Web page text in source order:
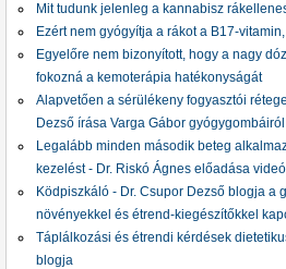
Mit tudunk jelenleg a kannabisz
Ezért nem gyógyítja a rákot a B17-
Egyelőre nem bizonyított, hogy a nagy
fokozná a kemoterápia hatékonyságát
Alapvetően a sérülékeny fogyasztói
Dezső írása Varga Gábor gyógygombáiról
Legalább minden második beteg
kezelést - Dr. Riskó Ágnes előadása
Ködpiszkáló - Dr. Csupor Dezső blogja a
növényekkel és étrend-kiegészítőkkel
Táplálkozási és étrendi kérdések
blogja